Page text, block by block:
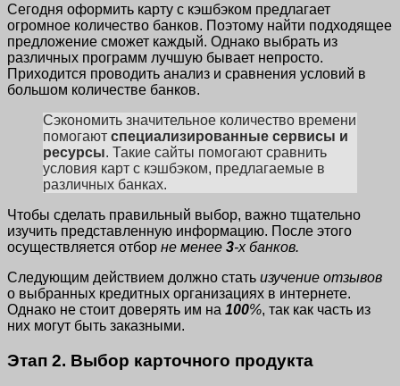
Сегодня оформить карту с кэшбэком предлагает
огромное количество банков. Поэтому найти подходящее
предложение сможет каждый. Однако выбрать из
различных программ лучшую бывает непросто.
Приходится проводить анализ и сравнения условий в
большом количестве банков.
Сэкономить значительное количество времени
помогают специализированные сервисы и
ресурсы. Такие сайты помогают сравнить
условия карт с кэшбэком, предлагаемые в
различных банках.
Чтобы сделать правильный выбор, важно тщательно
изучить представленную информацию. После этого
осуществляется отбор не менее 3-х банков.
Следующим действием должно стать изучение отзывов
о выбранных кредитных организациях в интернете.
Однако не стоит доверять им на 100%, так как часть из
них могут быть заказными.
Этап 2. Выбор карточного продукта